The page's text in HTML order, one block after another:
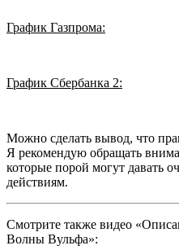
График Газпрома:
График Сбербанка 2:
Можно сделать вывод, что
Я рекомендую обращать
которые порой могут давать
действиям.
Смотрите также видео
Волны Вульфа»: